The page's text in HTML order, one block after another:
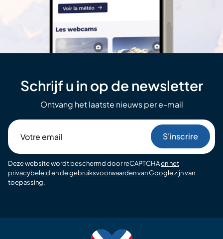
Schrijf u in op de newsletter
Ontvang het laatste nieuws per e-mail
email
Deze website wordt beschermd door reCAPTCHAen het
privacybeleiden degebruiksvoorwaarden van Googlezijn van
toepassing.